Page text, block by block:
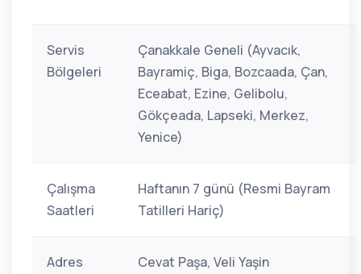
Servis
Bölgeleri
Çanakkale Geneli (Ayvacık,
Bayramiç, Biga, Bozcaada, Çan,
Eceabat, Ezine, Gelibolu,
Gökçeada, Lapseki, Merkez,
Yenice)
Çalışma
Saatleri
Haftanın 7 günü (Resmi Bayram
Tatilleri Hariç)
Adres
Cevat Paşa, Veli Yaşin